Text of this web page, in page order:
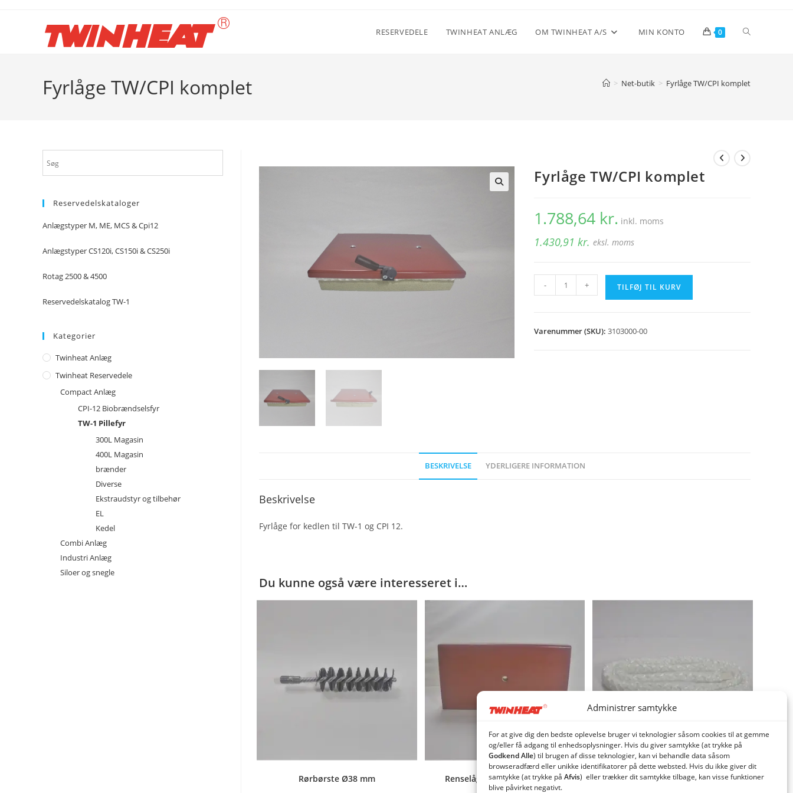
Administrer samtykke
For at give dig den bedste oplevelse bruger vi teknologier såsom cookies til at gemme
og/eller få adgang til enhedsoplysninger. Hvis du giver samtykke (at trykke på
Godkend Alle) til brugen af ​​disse teknologier, kan vi behandle data såsom
browseradfærd eller unikke identifikatorer på dette websted. Hvis du ikke giver dit
samtykke (at trykke på Afvis) eller trækker dit samtykke tilbage, kan visse funktioner
blive påvirket negativt.
RESERVEDELE TWINHEAT ANLÆG OM TWINHEAT A/S MIN KONTO 0 Toggle
Fyrlåge TW/CPI komplet > Net-butik > Fyrlåge TW/CPI komplet
Fyrlåge TW/CPI komplet
1.788,64 kr. inkl. moms
1.430,91kr. eksl. moms
TW/CPI
- + TILFØJ TIL KURV
Varenummer (SKU):3103000-00
BESKRIVELSE YDERLIGERE INFORMATION
Beskrivelse
Fyrlåge for kedlen til TW-1 og CPI 12.
Du kunne også være interesseret i…
Rørbørste Ø38 mm Renselåge TW/CPI 12 komplet Glassnor TW/CPI fyrlåge
Reservedelskataloger
Anlægstyper M, ME, MCS & Cpi12
Anlægstyper CS120i, CS150i & CS250i
Rotag 2500 & 4500
Reservedelskatalog TW-1
Kategorier
Twinheat Anlæg
Twinheat Reservedele
Compact Anlæg
CPI-12 Biobrændselsfyr
TW-1 Pillefyr
300L Magasin
400L Magasin
brænder
Diverse
Ekstraudstyr og tilbehør
EL
Kedel
Combi Anlæg
Industri Anlæg
Siloer og snegle